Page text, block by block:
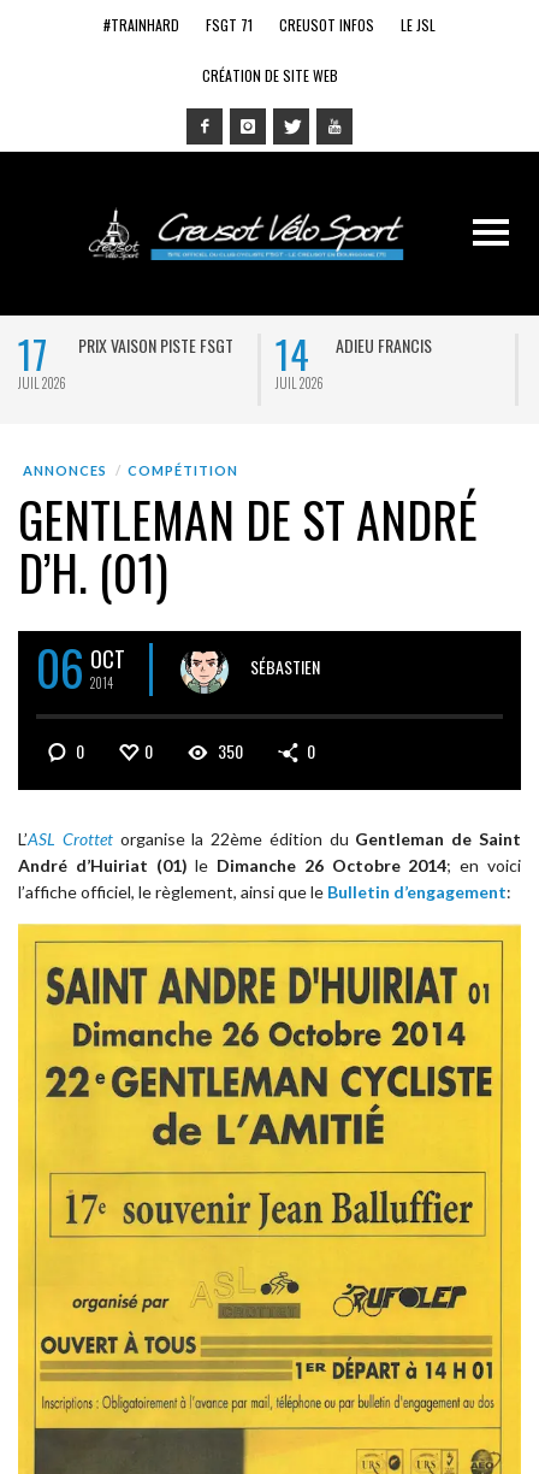
#TRAINHARD FSGT 71 CREUSOT INFOS LE JSL
CRÉATION DE SITE WEB
17
JUIL 2026
PRIX VAISON PISTE FSGT 14
JUIL 2026
ADIEU FRANCIS
ANNONCES COMPÉTITION
GENTLEMAN DE ST ANDRÉ
D’H. (01)
06 OCT
2014
SÉBASTIEN
0 0 350 0
L’ASL Crottetorganise la 22ème édition du Gentleman de Saint
André d’Huiriat (01) le Dimanche 26 Octobre 2014; en voici
l’affiche officiel, le règlement, ainsi que le Bulletin d’engagement: